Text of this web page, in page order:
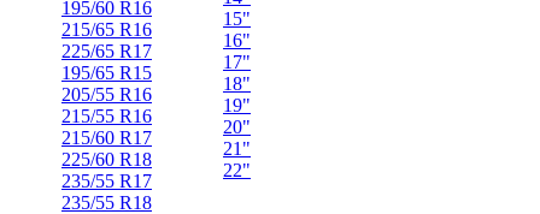
195/60 R16
215/65 R16
225/65 R17
195/65 R15
205/55 R16
215/55 R16
215/60 R17
225/60 R18
235/55 R17
235/55 R18
15"
16"
17"
18"
19"
20"
21"
22"